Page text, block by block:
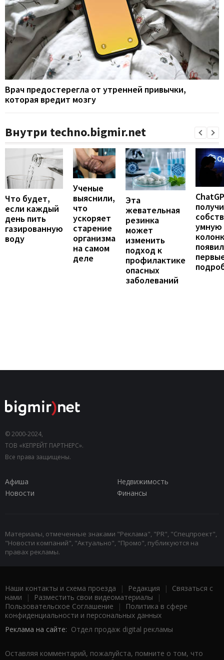
Врач предостерегла от утренней привычки,
которая вредит мозгу
Внутри techno.bigmir.net
Что будет,
если каждый
день пить
газированную
воду
Ученые
выяснили,
что
ускоряет
старение
организма
на самом
деле
Эта
жевательная
резинка
может
изменить
подход к
профилактике
опасных
заболеваний
умную
© 2000-2024,
ТОВ «КЕПРЕЙТ ПАРТНЕРС».
Все права защищены.
Афиша
Недвижимость
Новости
Финансы
Материалы, отмеченные знаками "Реклама", "PR", "Спецпроект",
"Новости компаний", "Актуально", "Промо", публикуются на
правах рекламы.
Наши контакты и схема проезда | Редакция | Связаться с
нами | Разместить свои видеоматериалы |
Пользовательское Соглашение |
Политика в сфере
конфиденциальности и персональных данных
Реклама на сайте: Отдел продаж digital рекламы
Оставляя комментарий, пожалуйста, помните о том, что